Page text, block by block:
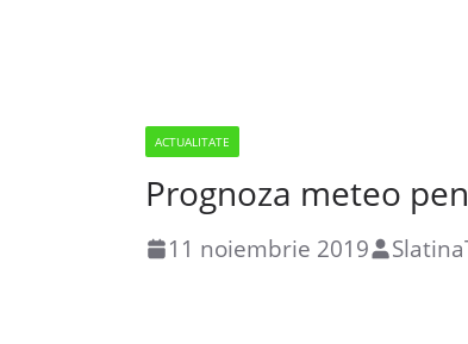
ACTUALITATE
Prognoza meteo
11 noiembrie 2019